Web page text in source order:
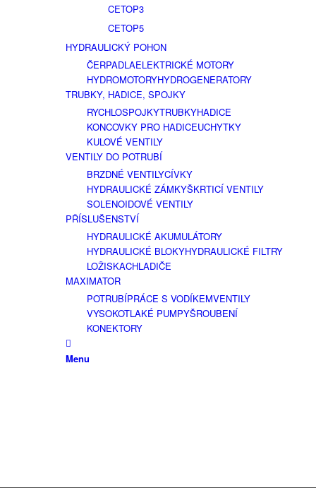
CETOP3
CETOP5
HYDRAULICKÝ POHON
ČERPADLAELEKTRICKÉ MOTORY
HYDROMOTORYHYDROGENERATORY
TRUBKY, HADICE, SPOJKY
RYCHLOSPOJKYTRUBKYHADICE
KONCOVKY PRO HADICEUCHYTKY
KULOVÉ VENTILY
VENTILY DO POTRUBÍ
BRZDNÉ VENTILYCÍVKY
HYDRAULICKÉ ZÁMKYŠKRTICÍ VENTILY
SOLENOIDOVÉ VENTILY
PŘÍSLUŠENSTVÍ
HYDRAULICKÉ AKUMULÁTORY
HYDRAULICKÉ BLOKYHYDRAULICKÉ FILTRY
LOŽISKACHLADIČE
MAXIMATOR
POTRUBÍPRÁCE S VODÍKEMVENTILY
VYSOKOTLAKÉ PUMPYŠROUBENÍ
KONEKTORY
Menu